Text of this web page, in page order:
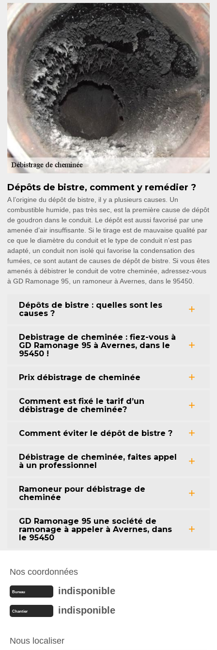
Dépôts de bistre, comment y remédier ?
A l’origine du dépôt de bistre, il y a plusieurs causes. Un
combustible humide, pas très sec, est la première cause de dépôt
de goudron dans le conduit. Le dépôt est aussi favorisé par une
amenée d’air insuffisante. Si le tirage est de mauvaise qualité par
ce que le diamètre du conduit et le type de conduit n’est pas
adapté, un conduit non isolé qui favorise la condensation des
fumées, ce sont autant de causes de dépôt de bistre. Si vous êtes
amenés à débistrer le conduit de votre cheminée, adressez-vous
à GD Ramonage 95, un ramoneur à Avernes, dans le 95450.
Dépôts de bistre : quelles sont les
causes ?
Debistrage de cheminée : fiez-vous à
GD Ramonage 95 à Avernes, dans le
95450 !
Prix débistrage de cheminée
Comment est fixé le tarif d’un
débistrage de cheminée?
Comment éviter le dépôt de bistre ?
Débistrage de cheminée, faites appel
à un professionnel
Ramoneur pour débistrage de
cheminée
GD Ramonage 95 une société de
ramonage à appeler à Avernes, dans
le 95450
Nos coordonnées
Bureau indisponible
Chantier indisponible
Nous localiser